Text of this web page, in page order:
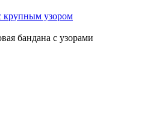
крупным узором